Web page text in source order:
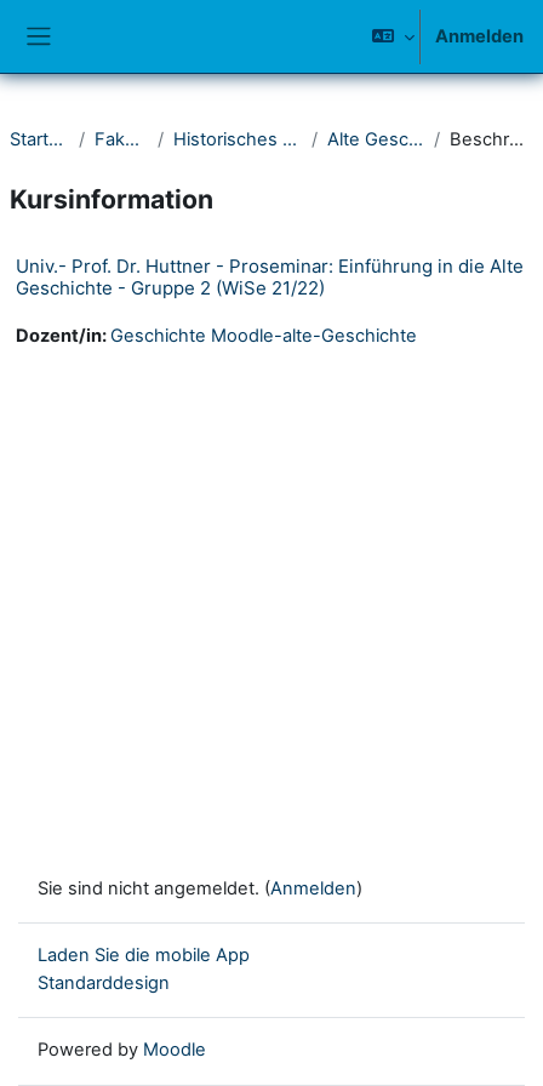
Anmelden
Startseite Fakultät I Historisches Seminar Alte Geschichte Beschreibung
Kursinformation
Univ.- Prof. Dr. Huttner - Proseminar: Einführung in die Alte
Geschichte - Gruppe 2 (WiSe 21/22)
Dozent/in:Geschichte Moodle-alte-Geschichte
Sie sind nicht angemeldet. (Anmelden)
Laden Sie die mobile App
Standarddesign
Powered by Moodle